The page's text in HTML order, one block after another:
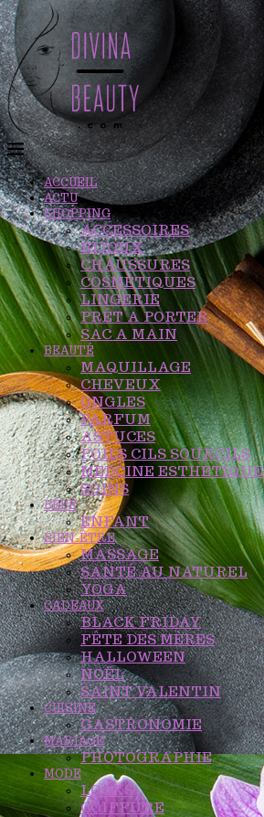
ACCUEIL
ACTU
SHOPPING
ACCESSOIRES
BIJOUX
CHAUSSURES
COSMÉTIQUES
LINGERIE
PRÊT A PORTER
SAC A MAIN
BEAUTÉ
MAQUILLAGE
CHEVEUX
ONGLES
PARFUM
ASTUCES
POILS CILS SOURCILS
MEDCINE ESTHETIQUE
SOINS
BÉBÉ
ENFANT
BIEN-ÊTRE
MASSAGE
SANTÉ AU NATUREL
YOGA
CADEAUX
BLACK FRIDAY
FÊTE DES MÈRES
HALLOWEEN
NOËL
SAINT VALENTIN
CUISINE
GASTRONOMIE
MARIAGE
PHOTOGRAPHIE
MODE
LOOKS
COIFFURE